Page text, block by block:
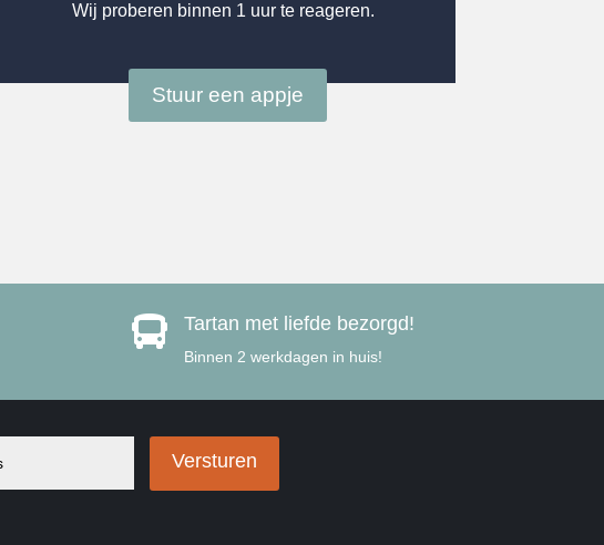
Wij proberen binnen 1 uur te reageren.
Stuur een appje
 Tartan met liefde bezorgd!
Binnen 2 werkdagen in huis!
Versturen